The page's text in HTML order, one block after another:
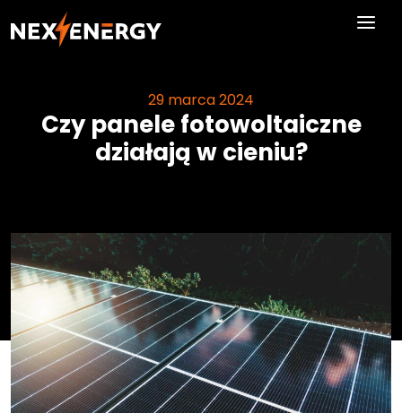
Skip to main content
29 marca 2024
Czy panele fotowoltaiczne
działają w cieniu?